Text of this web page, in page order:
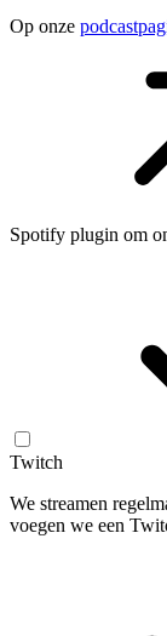
Op onze
Spotify plugin om
Twitch
We streamen
voegen we een